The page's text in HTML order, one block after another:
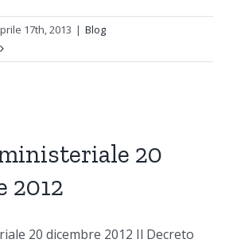
17th, 2013 | Blog
20
2012
20 dicembre 2012 Il Decreto